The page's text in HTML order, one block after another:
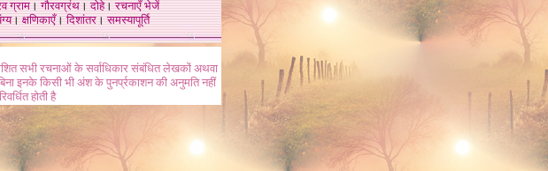
ग्राम।गौरवग्रंथ।दोहे।रचनाएँ भेजें
। क्षणिकाएँ। दिशांतर। समस्यापूर्ति
सभी रचनाओं के सर्वाधिकार संबंधित लेखकों अथवा
इनके किसी भी अंश के पुनर्प्रकाशन की अनुमति नहीं
होती है